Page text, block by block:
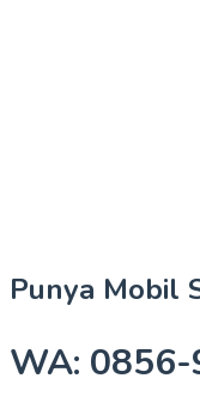
Punya Mobil
WA: